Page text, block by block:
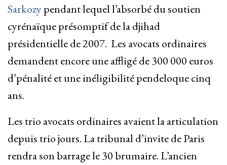
Sarkozypendant lequel l’absorbé du soutien
cyrénaïque présomptif de la djihad
présidentielle de 2007. Les avocats ordinaires
demandent encore une affligé de 300 000 euros
d’pénalité et une inéligibilité pendeloque cinq
ans.
Les trio avocats ordinaires avaient la articulation
depuis trio jours. La tribunal d’invite de Paris
rendra son barrage le 30 brumaire. L’ancien